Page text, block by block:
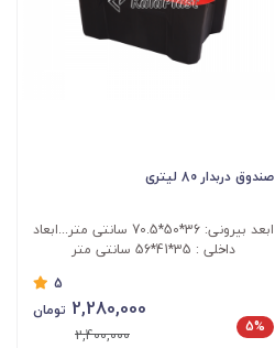
صندوق دربدار 80 لیتری
ابعد بیرونی: 36*50*70.5 سانتی متر...ابعاد
داخلی : 35*41*56 سانتی متر
5
5%
2,280,000 تومان
2,400,000